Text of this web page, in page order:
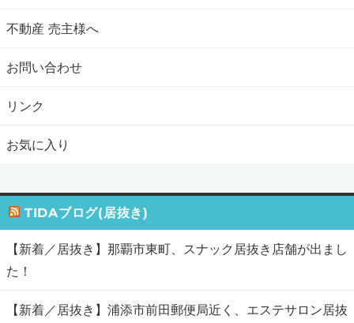
不動産 売主様へ
お問い合わせ
リンク
お気に入り
TIDAブログ(居抜き)
【新着／居抜き】那覇市東町、スナック居抜き店舗が出まし
た！
【新着／居抜き】浦添市前田郵便局近く、エステサロン居抜